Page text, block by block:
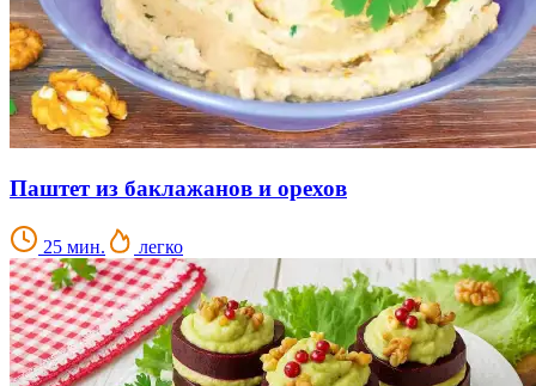
Паштет из баклажанов и орехов
25 мин. легко